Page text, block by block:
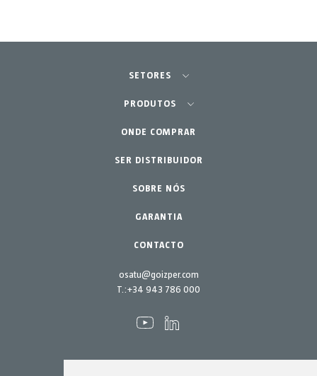
osatu@goizper.com
T.:+34 943 786 000
SETORES
Agricultura - Horta
Jardinagem Profissional
Lar - Jardim
PRODUTOS
Equipamentos
Acessórios
Peças de reposição
Kits de manutenção
ONDE COMPRAR
SER DISTRIBUIDOR
SOBRE NÓS
GARANTIA
CONTACTO